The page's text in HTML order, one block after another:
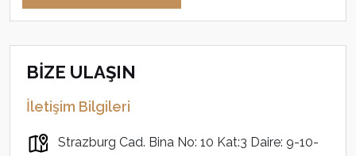
BİZE ULAŞIN
İletişim Bilgileri
Strazburg Cad. Bina No: 10 Kat:3 Daire: 9-10-